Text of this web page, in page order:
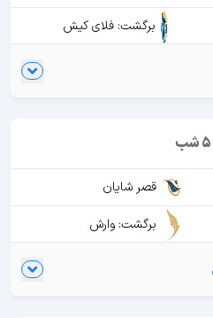
برگشت: فلای کیش
قصر شایان
برگشت: وارش